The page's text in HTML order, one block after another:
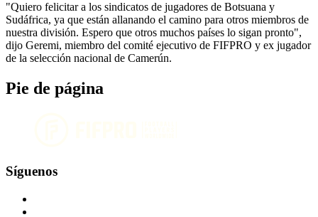
"Quiero felicitar a los sindicatos de jugadores de Botsuana y
Sudáfrica, ya que están allanando el camino para otros miembros de
nuestra división. Espero que otros muchos países lo sigan pronto",
dijo Geremi, miembro del comité ejecutivo de FIFPRO y ex jugador
de la selección nacional de Camerún.
Pie de página
Síguenos